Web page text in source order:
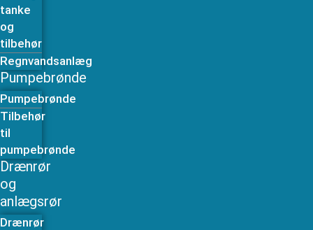
tanke
og
tilbehør
Regnvandsanlæg
Pumpebrønde
Pumpebrønde
Tilbehør
til
pumpebrønde
Drænrør
og
anlægsrør
Drænrør